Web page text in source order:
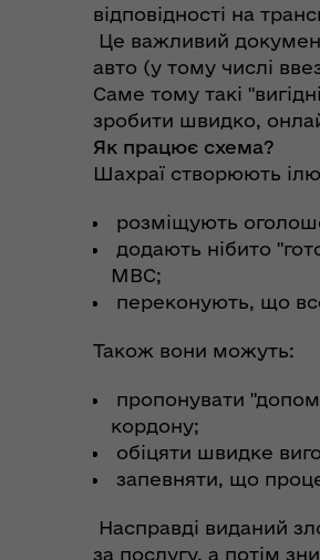
Пункти
укриття
Дії населення при
надзвичайних
відповідності на
Це важливий
авто (у тому числі
Саме тому такі
зробити швидко,
Як працює схема?
Шахраї створюють
розміщують
додають нібито
МВС;
переконують, що
Також вони можуть:
пропонувати
кордону;
обіцяти швидке
запевняти, що
Насправді виданий
за послугу, а потім